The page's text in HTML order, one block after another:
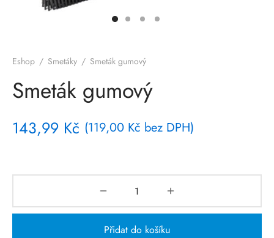
Eshop / Smetáky / Smeták gumový
Smeták gumový
143,99 Kč (119,00 Kč bez DPH)
Přidat do košíku